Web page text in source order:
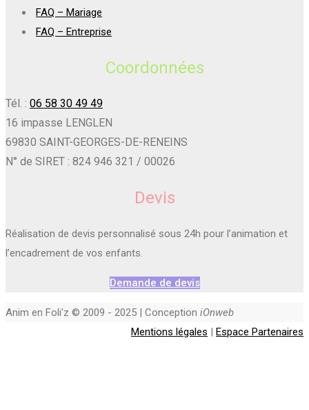
FAQ – Mariage
FAQ – Entreprise
Coordonnées
Tél. : 06 58 30 49 49
16 impasse LENGLEN
69830 SAINT-GEORGES-DE-RENEINS
N° de SIRET : 824 946 321 / 00026
Devis
Réalisation de devis personnalisé sous 24h pour l’animation et
l’encadrement de vos enfants.
Demande de devis
Anim en Foli'z © 2009 - 2025 | Conception iOnweb
Mentions légales | Espace Partenaires